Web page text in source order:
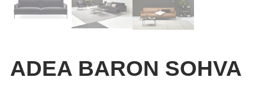
ADEA BARON SOHVA